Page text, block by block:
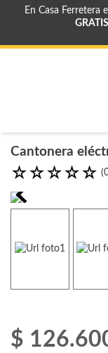
En Casa
GRATIS
Cantonera
☆☆☆☆☆ (
$ 126.